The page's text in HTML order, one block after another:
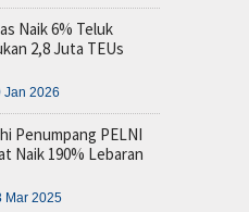
Naik 6% Teluk
2,8 Juta TEUs
Jan 2026
Penumpang PELNI
Naik 190% Lebaran
Mar 2025